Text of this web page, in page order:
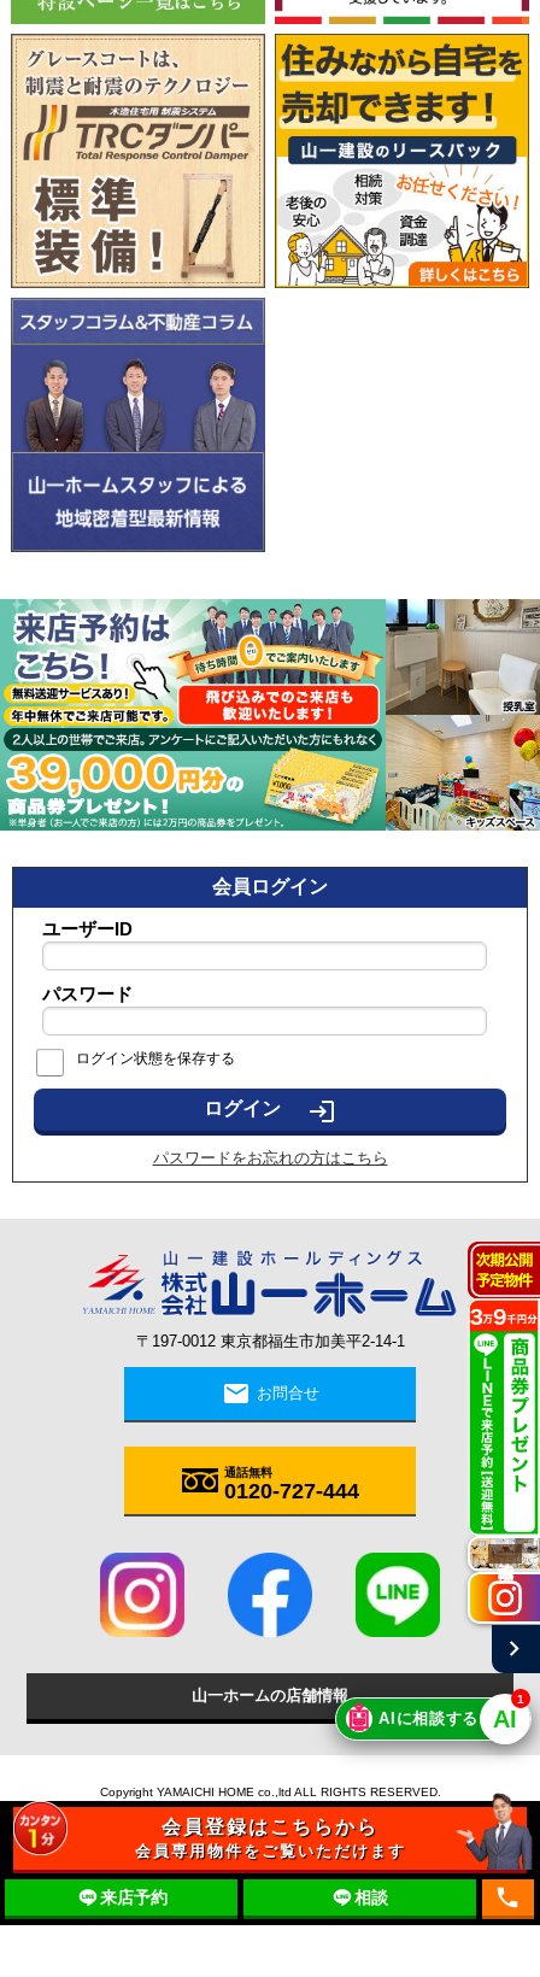
会員ログイン
ユーザーID
パスワード
ログイン状態を保存する
login
パスワードをお忘れの方はこちら
〒197-0012 東京都福生市加美平2-14-1
mail お問合せ
通話無料
0120-727-444
山一ホームの店舗情報
Copyright YAMAICHI HOME co.,ltd ALL RIGHTS RESERVED.
会員登録はこちらから
会員専用物件をご覧いただけます
来店予約 相談 local_phone
施工実例
chevron_right
🤖 AIに相談する AI
1